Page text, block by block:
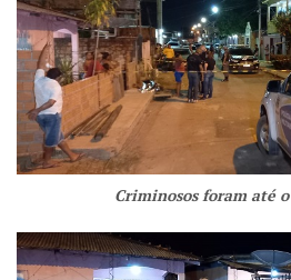
Criminosos foram até